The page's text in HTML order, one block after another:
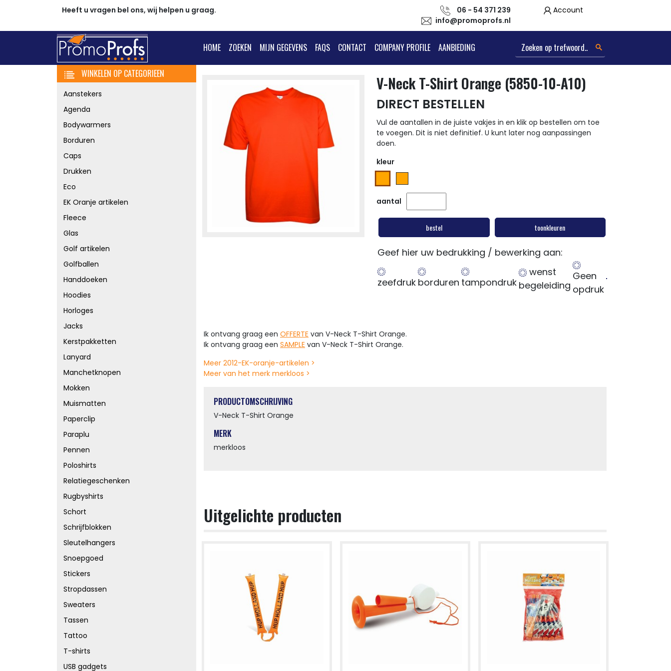
Heeft u vragen bel ons, wij helpen u graag.
06 - 54 371 239
info@promoprofs.nl
Account
HOME ZOEKEN MIJN GEGEVENS FAQS CONTACT COMPANY PROFILE AANBIEDING
WINKELEN OP CATEGORIEEN
Aanstekers
Agenda
Bodywarmers
Borduren
Caps
Drukken
Eco
EK Oranje artikelen
Fleece
Glas
Golf artikelen
Golfballen
Handdoeken
Hoodies
Horloges
Jacks
Kerstpakketten
Lanyard
Manchetknopen
Mokken
Muismatten
Paperclip
Paraplu
Pennen
Poloshirts
Relatiegeschenken
Rugbyshirts
Schort
Schrijfblokken
Sleutelhangers
Snoepgoed
Stickers
Stropdassen
Sweaters
Tassen
Tattoo
T-shirts
USB gadgets
V-Neck T-Shirt Orange (5850-10-A10)
DIRECT BESTELLEN
Vul de aantallen in de juiste vakjes in en klik op bestellen om toe
te voegen. Dit is niet definitief. U kunt later nog aanpassingen
doen.
kleur
aantal
bestel toonkleuren
Geef hier uw bedrukking / bewerking aan:
zeefdruk borduren tampondruk
wenst
begeleiding
Geen
opdruk
Ik ontvang graag een OFFERTE van V-Neck T-Shirt Orange.
Ik ontvang graag een SAMPLE van V-Neck T-Shirt Orange.
Meer 2012-EK-oranje-artikelen >
Meer van het merk merkloos >
PRODUCTOMSCHRIJVING
V-Neck T-Shirt Orange
MERK
merkloos
Uitgelichte producten